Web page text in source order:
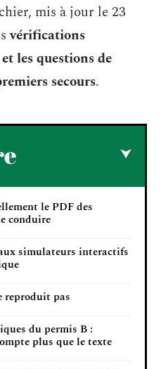
mis à jour le 23
vérifications
les questions de
secours.
le PDF des
conduire
simulateurs interactifs
reproduit pas
du permis B :
plus que le texte